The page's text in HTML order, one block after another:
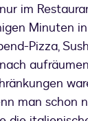
im
Minuten
Pizza,
man schon